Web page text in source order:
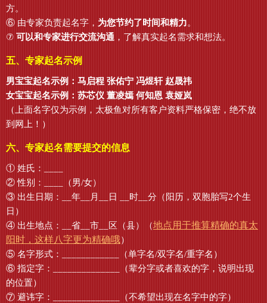
方。
⑥ 由专家负责起名字， 为您节约了时间和精力。
⑦ 可以和专家进行交流沟通 ，了解真实起名需求和想法。
五、专家起名示例
男宝宝起名示例：马启程 张佑宁 冯煜轩 赵晟祎
女宝宝起名示例：苏芯仪 董凌嫣 何知恩 袁娅岚
（上面名字仅为示例，太极鱼对所有客户资料严格保密，绝不放
到网上！）
六、专家起名需要提交的信息
① 姓氏：____
② 性别：____（男/女）
③ 出生日期：__年__月__日 __时__分（阳历，双胞胎写2个生
日）
④ 出生地点：__省__市__区（县）（地点用于推算精确的真太
阳时，这样八字更为精确哦）
⑤ 名字形式：____________（单字名/双字名/重字名）
⑥ 指定字：______________（辈分字或者喜欢的字，说明出现
的位置）
⑦ 避讳字：______________（不希望出现在名字中的字）